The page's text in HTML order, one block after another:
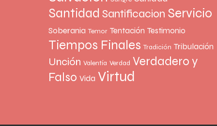
Santidad Santificacion Servicio
Soberania Temor Tentación Testimonio
Tiempos Finales Tradición Tribulación
Unción Valentía Verdad Verdadero y
Falso Vida Virtud